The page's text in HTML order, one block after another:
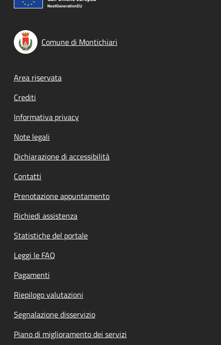
Comune di Montichiari
Footer menu
Area riservata
Crediti
Informativa privacy
Note legali
Dichiarazione di accessibilità
Contatti
Prenotazione appuntamento
Richiedi assistenza
Statistiche del portale
Leggi le FAQ
Pagamenti
Riepilogo valutazioni
Segnalazione disservizio
Piano di miglioramento dei servizi